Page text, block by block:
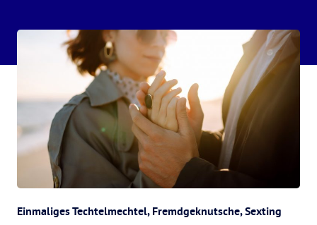
Einmaliges Techtelmechtel, Fremdgeknutsche, Sexting